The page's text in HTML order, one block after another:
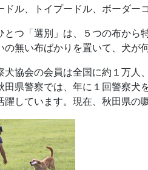
ドル、トイプードル、ボーダー
とつ「選別」は、５つの布から
の無い布ばかりを置いて、犬が
犬協会の会員は全国に約１万人
田県警察では、年に１回警察犬
躍しています。現在、秋田県の